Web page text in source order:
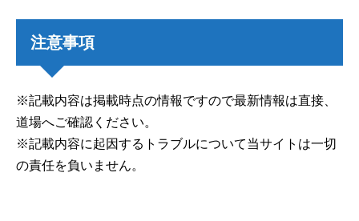
注意事項
※記載内容は掲載時点の情報ですので最新情報は直接、
道場へご確認ください。
※記載内容に起因するトラブルについて当サイトは一切
の責任を負いません。